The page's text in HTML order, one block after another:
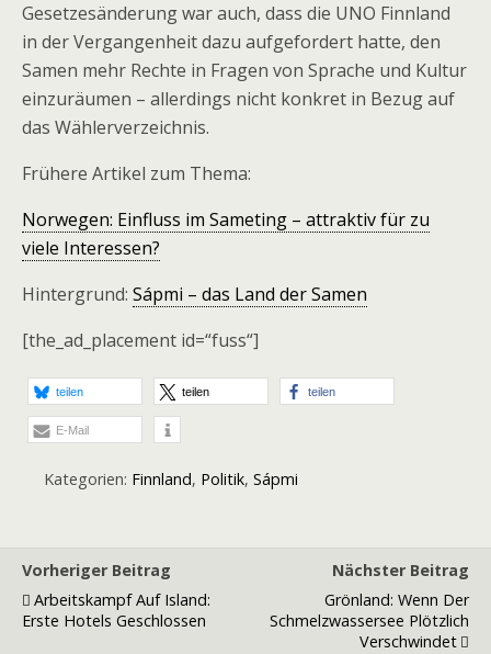
Gesetzesänderung war auch, dass die UNO Finnland
in der Vergangenheit dazu aufgefordert hatte, den
Samen mehr Rechte in Fragen von Sprache und Kultur
einzuräumen – allerdings nicht konkret in Bezug auf
das Wählerverzeichnis.
Frühere Artikel zum Thema:
Norwegen: Einfluss im Sameting – attraktiv für zu
viele Interessen?
Hintergrund: Sápmi – das Land der Samen
[the_ad_placement id=“fuss“]
teilen teilen teilen
E-Mail
Kategorien: Finnland, Politik, Sápmi
Vorheriger Beitrag
Arbeitskampf Auf Island:
Erste Hotels Geschlossen
Nächster Beitrag
Grönland: Wenn Der
Schmelzwassersee Plötzlich
Verschwindet